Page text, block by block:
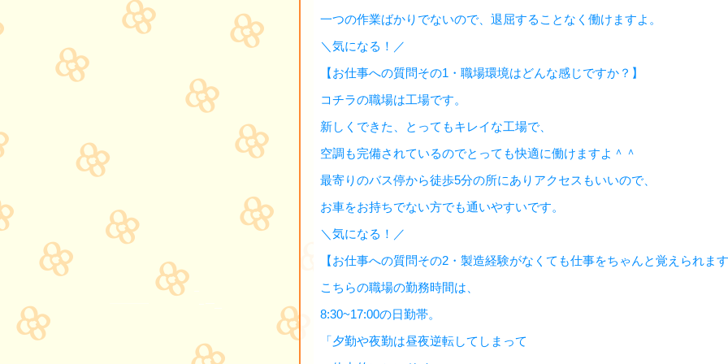
一つの作業ばかりでないので、退屈することなく働けますよ。
＼気になる！／
【お仕事への質問その1・職場環境はどんな感じですか？】
コチラの職場は工場です。
新しくできた、とってもキレイな工場で、
空調も完備されているのでとっても快適に働けますよ＾＾
最寄りのバス停から徒歩5分の所にありアクセスもいいので、
お車をお持ちでない方でも通いやすいです。
＼気になる！／
【お仕事への質問その2・製造経験がなくても仕事をちゃんと覚えられま
こちらの職場の勤務時間は、
8:30~17:00の日勤帯。
「夕勤や夜勤は昼夜逆転してしまって